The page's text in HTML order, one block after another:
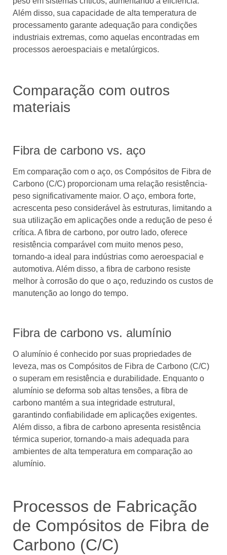
Além disso, sua capacidade de alta temperatura de
processamento garante adequação para condições
industriais extremas, como aquelas encontradas em
processos aeroespaciais e metalúrgicos.
Comparação com outros
materiais
Fibra de carbono vs. aço
Em comparação com o aço, os Compósitos de Fibra de
Carbono (C/C) proporcionam uma relação resistência-
peso significativamente maior. O aço, embora forte,
acrescenta peso considerável às estruturas, limitando a
sua utilização em aplicações onde a redução de peso é
crítica. A fibra de carbono, por outro lado, oferece
resistência comparável com muito menos peso,
tornando-a ideal para indústrias como aeroespacial e
automotiva. Além disso, a fibra de carbono resiste
melhor à corrosão do que o aço, reduzindo os custos de
manutenção ao longo do tempo.
Fibra de carbono vs. alumínio
O alumínio é conhecido por suas propriedades de
leveza, mas os Compósitos de Fibra de Carbono (C/C)
o superam em resistência e durabilidade. Enquanto o
alumínio se deforma sob altas tensões, a fibra de
carbono mantém a sua integridade estrutural,
garantindo confiabilidade em aplicações exigentes.
Além disso, a fibra de carbono apresenta resistência
térmica superior, tornando-a mais adequada para
ambientes de alta temperatura em comparação ao
alumínio.
Processos de Fabricação
de Compósitos de Fibra de
Carbono (C/C)